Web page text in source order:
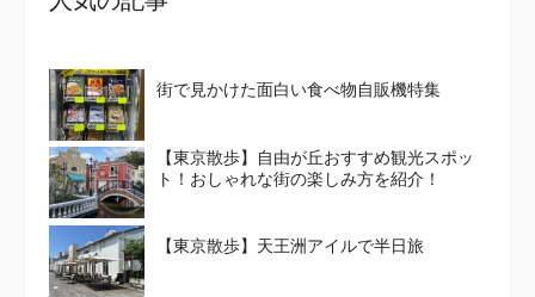
街で見かけた面白い食べ物自販機特集
【東京散歩】自由が丘おすすめ観光スポッ
ト！おしゃれな街の楽しみ方を紹介！
【東京散歩】天王洲アイルで半日旅